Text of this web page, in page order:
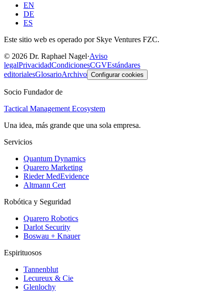
EN
DE
ES
Este sitio web es operado por Skye Ventures FZC.
© 2026 Dr. Raphael Nagel·Aviso
legalPrivacidadCondicionesCGVEstándares
editorialesGlosarioArchivo Configurar cookies
Socio Fundador de
Tactical Management Ecosystem
Una idea, más grande que una sola empresa.
Servicios
Quantum Dynamics
Quarero Marketing
Rieder MedEvidence
Altmann Cert
Robótica y Seguridad
Quarero Robotics
Darlot Security
Boswau + Knauer
Espirituosos
Tannenblut
Lecureux & Cie
Glenlochy